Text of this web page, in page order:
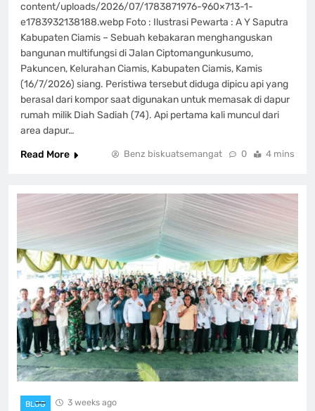
content/uploads/2026/07/1783871976-960×713-1-
e1783932138188.webp Foto : Ilustrasi Pewarta : A Y Saputra
Kabupaten Ciamis – Sebuah kebakaran menghanguskan
bangunan multifungsi di Jalan Ciptomangunkusumo,
Pakuncen, Kelurahan Ciamis, Kabupaten Ciamis, Kamis
(16/7/2026) siang. Peristiwa tersebut diduga dipicu api yang
berasal dari kompor saat digunakan untuk memasak di dapur
rumah milik Diah Sadiah (74). Api pertama kali muncul dari
area dapur…
Read More
Benz biskuatsemangat 0 4 mins
BLOG 3 weeks ago